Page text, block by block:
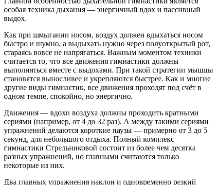
особая техника дыхания — энергичный вдох и пассивный
выдох.
Как при шмыгании носом, воздух должен вдыхаться носом
быстро и шумно, а выдыхать нужно через полуоткрытый рот,
стараясь вовсе не напрягаться. Важным моментом техники
считается то, что все движения гимнастики должны
выполняться вместе с выдохами. При такой стратегии мышцы
становятся выносливее и укрепляются быстрее. Как и многие
другие виды гимнастик, все движения проходят под счёт в
одном темпе, спокойно, но энергично.
Движения — вдохи воздуха должны проходить кратными
сериями (например, от 4 до 32 раз). А между такими сериями
упражнений делаются короткие паузы — примерно от 3 до 5
секунд, для небольшого отдыха. Полный комплекс
гимнастики Стрельниковой состоит из более чем десятка
разных упражнений, но главными считаются только
некоторые из них.
Два главных упражнения наклон и одновременно резкий